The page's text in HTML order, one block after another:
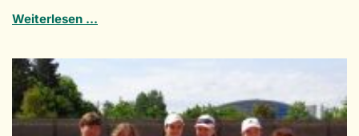
Weiterlesen …
–
SEIT
DEN
1960ER